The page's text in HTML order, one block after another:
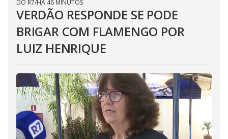
DO R7/HÁ 46 MINUTOS
VERDÃO RESPONDE SE PODE
BRIGAR COM FLAMENGO POR
LUIZ HENRIQUE